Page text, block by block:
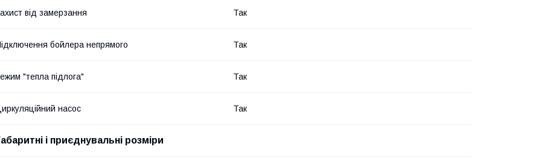
від замерзання Так
бойлера непрямого Так
"тепла підлога" Так
насос Так
і приєднувальні розміри